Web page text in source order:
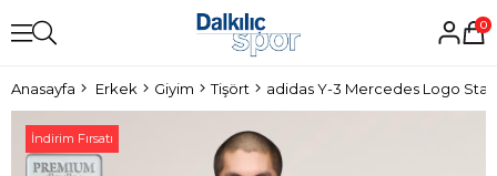
0
Anasayfa Erkek Giyim Tişört adidas Y-3 Mercedes Logo
İndirim Fırsatı